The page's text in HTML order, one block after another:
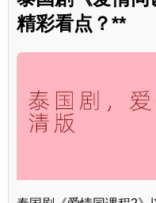
精彩看点？**